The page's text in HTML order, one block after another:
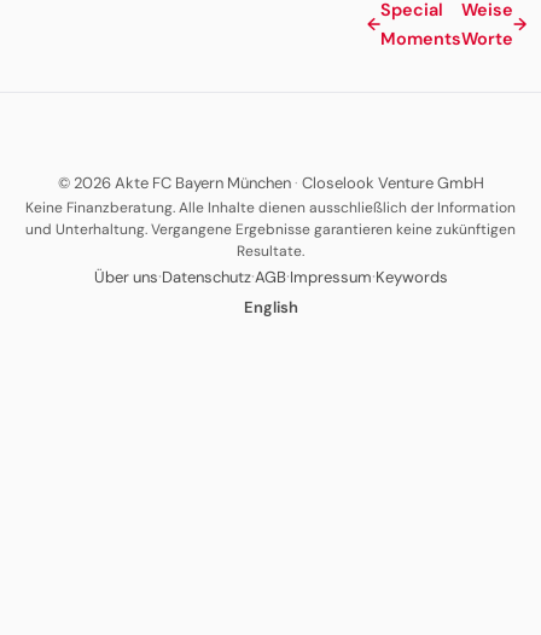
←
Special
Moments
Weise
Worte
→
© 2026 Akte FC Bayern München· Closelook Venture GmbH
Keine Finanzberatung. Alle Inhalte dienen ausschließlich der Information
und Unterhaltung. Vergangene Ergebnisse garantieren keine zukünftigen
Resultate.
Über uns·Datenschutz·AGB·Impressum·Keywords
English